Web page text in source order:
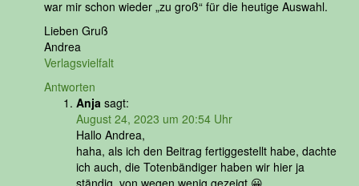
war mir schon wieder „zu groß“ für die heutige Auswahl.
Lieben Gruß
Andrea
Verlagsvielfalt
Antworten
Anja sagt:
August 24, 2023 um 20:54 Uhr
Hallo Andrea,
haha, als ich den Beitrag fertiggestellt habe, dachte
ich auch, die Totenbändiger haben wir hier ja